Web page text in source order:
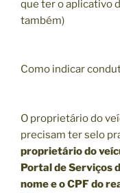
que ter o aplicativo
também)
Como indicar
O proprietário do
precisam ter selo
proprietário do
Portal de Serviços
nome e o CPF do